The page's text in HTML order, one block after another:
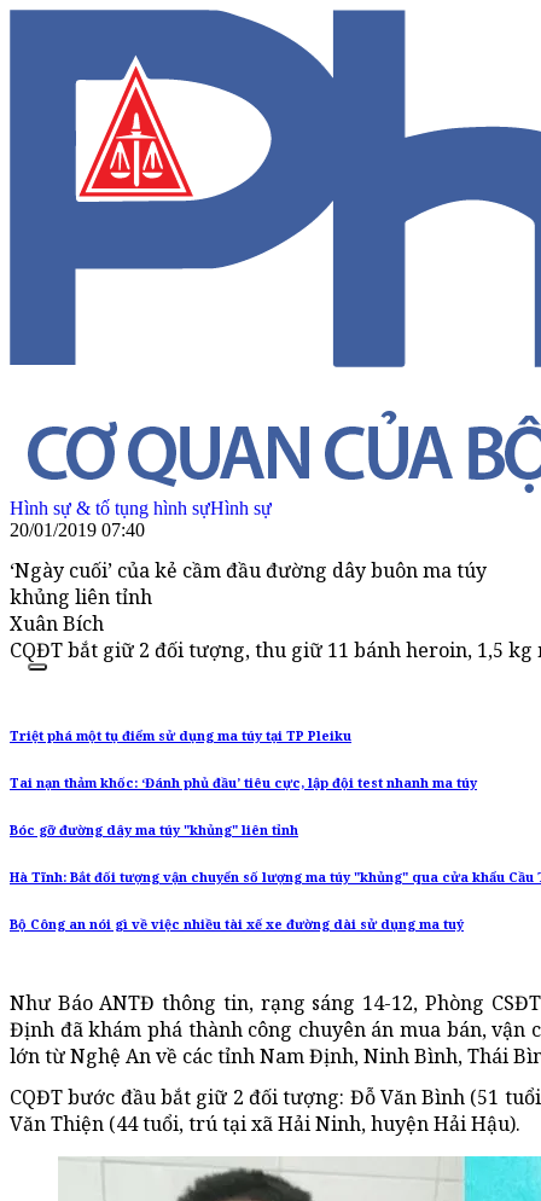
Hình sự & tố tụng hình sựHình sự
20/01/2019 07:40
‘Ngày cuối’ của kẻ cầm đầu đường dây buôn ma túy
khủng liên tỉnh
Xuân Bích
CQĐT bắt giữ 2 đối tượng, thu giữ 11 bánh heroin, 1,5 kg
Triệt phá một tụ điểm sử dụng ma túy tại TP Pleiku
Tai nạn thảm khốc: ‘Đánh phủ đầu’ tiêu cực, lập đội test nhanh ma túy
Bóc gỡ đường dây ma túy "khủng" liên tỉnh
Hà Tĩnh: Bắt đối tượng vận chuyển số lượng ma túy "khủng" qua cửa khẩu Cầu
Bộ Công an nói gì về việc nhiều tài xế xe đường dài sử dụng ma tuý
Như Báo ANTĐ thông tin, rạng sáng 14-12, Phòng
Định đã khám phá thành công chuyên án mua bán,
lớn từ Nghệ An về các tỉnh Nam Định, Ninh Bình, Thái
CQĐT bước đầu bắt giữ 2 đối tượng: Đỗ Văn Bình (51
Văn Thiện (44 tuổi, trú tại xã Hải Ninh, huyện Hải Hậu).